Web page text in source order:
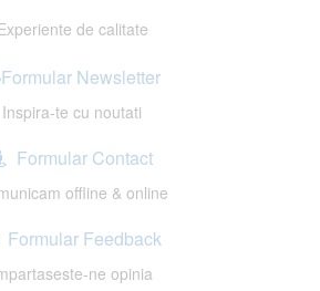
de calitate
Formular Newsletter
Inspira-te cu noutati
Formular Contact
offline & online
Formular Feedback
ne opinia